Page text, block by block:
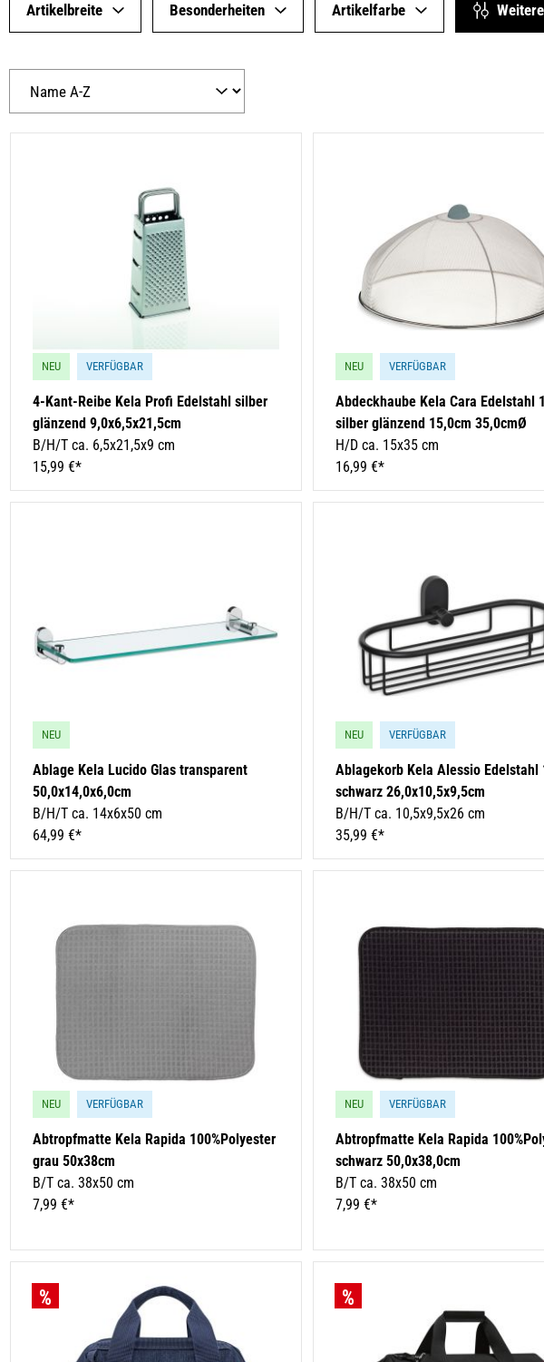
Artikelbreite Besonderheiten Artikelfarbe
NEU VERFÜGBAR
4-Kant-Reibe Kela Profi Edelstahl silber
glänzend 9,0x6,5x21,5cm
B/H/T ca. 6,5x21,5x9 cm
15,99 €*
NEU VERFÜGBAR
Abdeckhaube Kela Cara Edelstahl
silber glänzend 15,0cm 35,0cmØ
H/D ca. 15x35 cm
16,99 €*
NEU
Ablage Kela Lucido Glas transparent
50,0x14,0x6,0cm
B/H/T ca. 14x6x50 cm
64,99 €*
NEU VERFÜGBAR
Ablagekorb Kela Alessio Edelstahl
schwarz 26,0x10,5x9,5cm
B/H/T ca. 10,5x9,5x26 cm
35,99 €*
NEU VERFÜGBAR
Abtropfmatte Kela Rapida 100%Polyester
grau 50x38cm
B/T ca. 38x50 cm
7,99 €*
NEU VERFÜGBAR
Abtropfmatte Kela Rapida
schwarz 50,0x38,0cm
B/T ca. 38x50 cm
7,99 €*